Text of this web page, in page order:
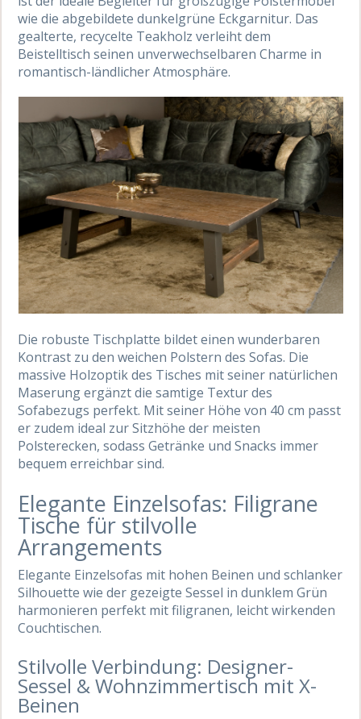
wie die abgebildete dunkelgrüne Eckgarnitur. Das
gealterte, recycelte Teakholz verleiht dem
Beistelltisch seinen unverwechselbaren Charme in
romantisch-ländlicher Atmosphäre.
Die robuste Tischplatte bildet einen wunderbaren
Kontrast zu den weichen Polstern des Sofas. Die
massive Holzoptik des Tisches mit seiner natürlichen
Maserung ergänzt die samtige Textur des
Sofabezugs perfekt. Mit seiner Höhe von 40 cm passt
er zudem ideal zur Sitzhöhe der meisten
Polsterecken, sodass Getränke und Snacks immer
bequem erreichbar sind.
Elegante Einzelsofas: Filigrane
Tische für stilvolle
Arrangements
Elegante Einzelsofas mit hohen Beinen und schlanker
Silhouette wie der gezeigte Sessel in dunklem Grün
harmonieren perfekt mit filigranen, leicht wirkenden
Couchtischen.
Stilvolle Verbindung: Designer-
Sessel & Wohnzimmertisch mit X-
Beinen